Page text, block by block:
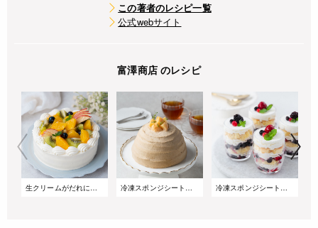
この著者のレシピ一覧
公式webサイト
富澤商店 のレシピ
生クリームがだれにくい!サマーショートケーキ 冷凍スポンジシートで簡単!桃とアールグレイのズコットケーキ 冷凍スポンジシートで簡単!重ねるだけのベリーグラスケーキ